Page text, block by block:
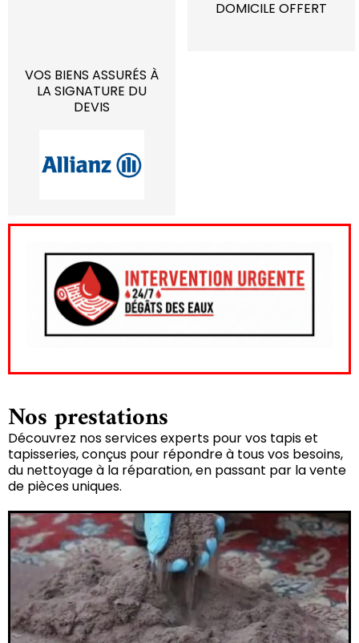
DOMICILE OFFERT
VOS BIENS ASSURÉS À
LA SIGNATURE DU
DEVIS
Nos prestations
Découvrez nos services experts pour vos tapis et
tapisseries, conçus pour répondre à tous vos besoins,
du nettoyage à la réparation, en passant par la vente
de pièces uniques.